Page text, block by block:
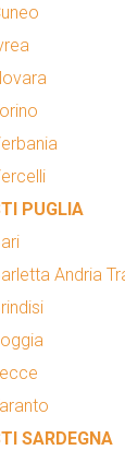
PUGLIA
Andria
SARDEGNA